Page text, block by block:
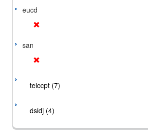
eucd
san
telccpt (7)
dsidj (4)